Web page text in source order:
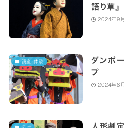
語り草』
2024年9
講座・体験
ダンボ
プ
2024年8
公演 人形劇